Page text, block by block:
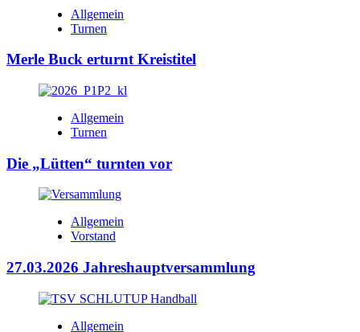
Allgemein
Turnen
Merle Buck erturnt Kreistitel
Allgemein
Turnen
Die „Lütten“ turnten vor
Allgemein
Vorstand
27.03.2026 Jahreshauptversammlung
Allgemein